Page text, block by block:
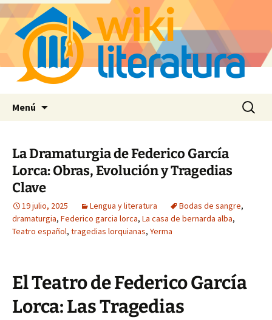
Menú Buscar:
La Dramaturgia de Federico García
Lorca: Obras, Evolución y Tragedias
Clave
19 julio, 2025 Lengua y literatura Bodas de sangre,
dramaturgia, Federico garcia lorca, La casa de bernarda alba,
Teatro español, tragedias lorquianas, Yerma
El Teatro de Federico García
Lorca: Las Tragedias